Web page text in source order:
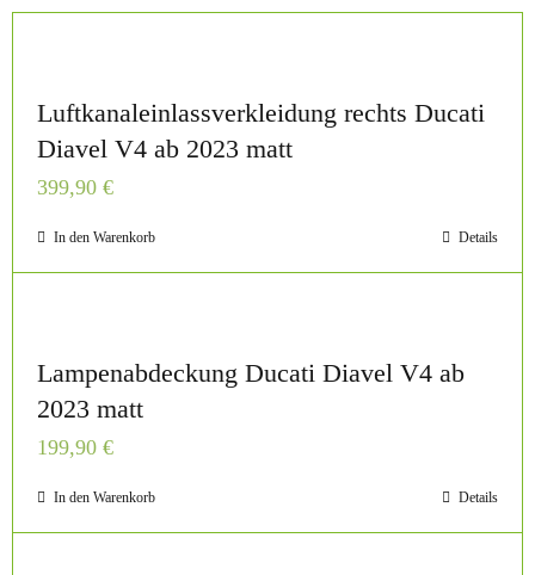
Luftkanaleinlassverkleidung rechts Ducati
Diavel V4 ab 2023 matt
399,90 €
In den Warenkorb Details
Lampenabdeckung Ducati Diavel V4 ab
2023 matt
199,90 €
In den Warenkorb Details